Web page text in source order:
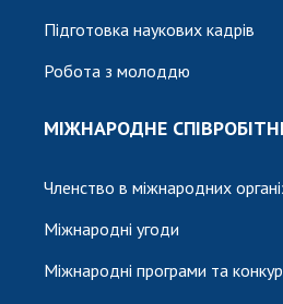
Підготовка наукових кадрів
Робота з молоддю
МІЖНАРОДНЕ
Членство в міжнародних
Міжнародні угоди
Міжнародні програми та